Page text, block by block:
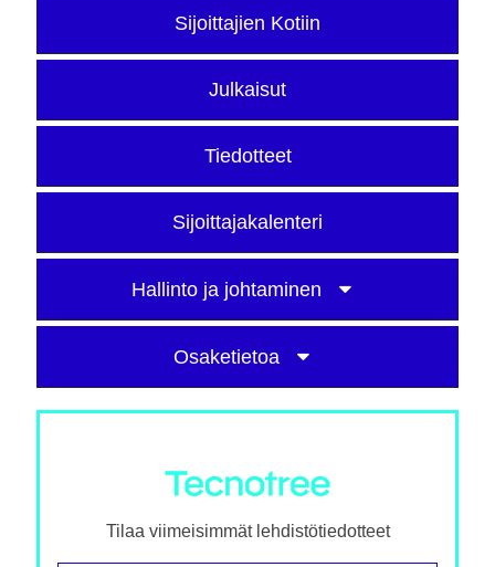
Sijoittajien Kotiin
Julkaisut
Tiedotteet
Sijoittajakalenteri
Hallinto ja johtaminen
Osaketietoa
Tilaa viimeisimmät lehdistötiedotteet